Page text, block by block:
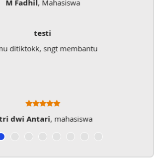
Ratna Fa
Sangat Memukai
membantu buat type saya yang banyak
Musicer Indo